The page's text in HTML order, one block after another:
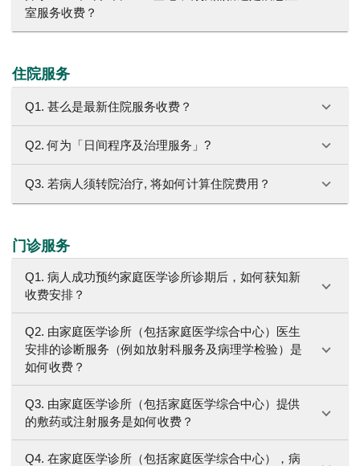
室服务收费？
住院服务
Q1. 甚么是最新住院服务收费？
Q2. 何为「日间程序及治理服务」?
Q3. 若病人须转院治疗, 将如何计算住院费用？
门诊服务
Q1. 病人成功预约家庭医学诊所诊期后，如何获知新
收费安排？
Q2. 由家庭医学诊所（包括家庭医学综合中心）医生
安排的诊断服务（例如放射科服务及病理学检验）是
如何收费？
Q3. 由家庭医学诊所（包括家庭医学综合中心）提供
的敷药或注射服务是如何收费？
Q4. 在家庭医学诊所（包括家庭医学综合中心），病